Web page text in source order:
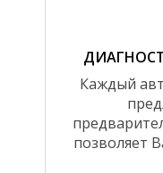
Каждый
позволяет